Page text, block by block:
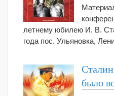
летнему юбилею И. В.
года пос. Ульяновка,
было